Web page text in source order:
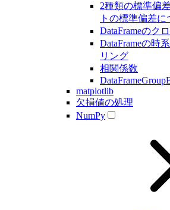
2種類の標準偏
トの標準偏差に
DataFrameのク
DataFrameの時
リング
相関係数
matplotlib
欠損値の処理
NumPy